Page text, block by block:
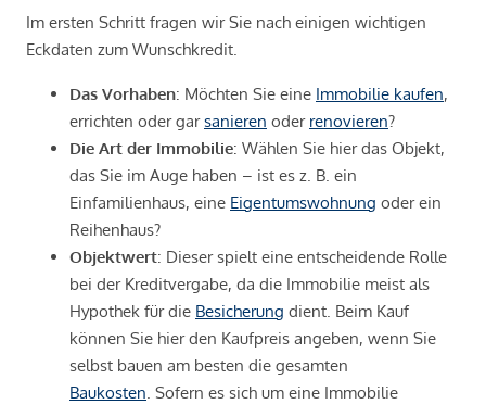
Im ersten Schritt fragen wir Sie nach einigen wichtigen
Eckdaten zum Wunschkredit.
Das Vorhaben: Möchten Sie eine Immobilie kaufen,
errichten oder garsanieren oder renovieren?
Die Art der Immobilie: Wählen Sie hier das Objekt,
das Sie im Auge haben – ist es z. B. ein
Einfamilienhaus, eine Eigentumswohnung oder ein
Reihenhaus?
Objektwert: Dieser spielt eine entscheidende Rolle
bei der Kreditvergabe, da die Immobilie meist als
Hypothek für die Besicherung dient. Beim Kauf
können Sie hier den Kaufpreis angeben, wenn Sie
selbst bauen am besten die gesamten
Baukosten . Sofern es sich um eine Immobilie